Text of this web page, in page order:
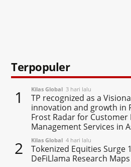
Terpopuler
1 Kilas Global 3 hari lalu
TP recognized as a
innovation and growth in
Frost Radar for Customer
Management Services in
2 Kilas Global 4 hari lalu
Tokenized Equities Surge
DeFiLlama Research